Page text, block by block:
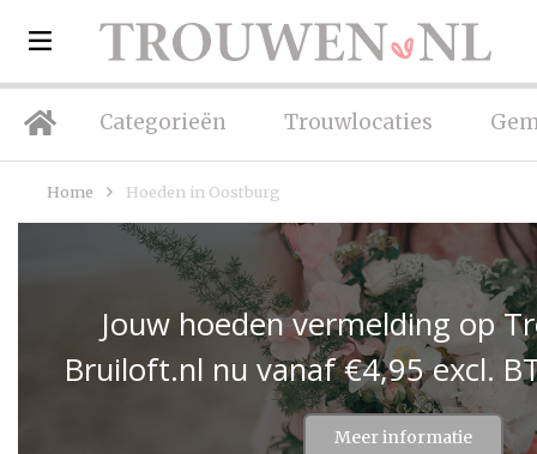
Categorieën Trouwlocaties
Home Hoeden in Oostburg
Jouw hoeden vermelding op
Bruiloft.nl nu vanaf €4,95 excl.
Meer informatie